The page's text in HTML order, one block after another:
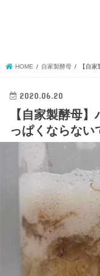
HOME 自家製酵母 【自
2020.06.20
【自家製酵母
っぱくならな